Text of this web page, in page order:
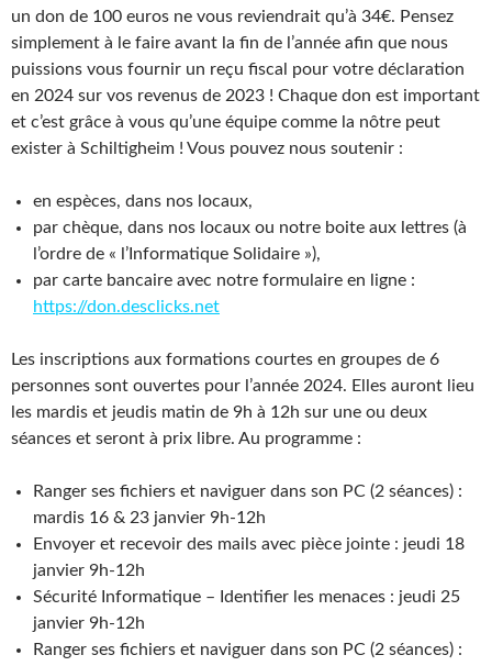
un don de 100 euros ne vous reviendrait qu’à 34€. Pensez
simplement à le faire avant la fin de l’année afin que nous
puissions vous fournir un reçu fiscal pour votre déclaration
en 2024 sur vos revenus de 2023 ! Chaque don est important
et c’est grâce à vous qu’une équipe comme la nôtre peut
exister à Schiltigheim ! Vous pouvez nous soutenir :
en espèces, dans nos locaux,
par chèque, dans nos locaux ou notre boite aux lettres (à
l’ordre de « l’Informatique Solidaire »),
par carte bancaire avec notre formulaire en ligne :
https://don.desclicks.net
Les inscriptions aux formations courtes en groupes de 6
personnes sont ouvertes pour l’année 2024. Elles auront lieu
les mardis et jeudis matin de 9h à 12h sur une ou deux
séances et seront à prix libre. Au programme :
Ranger ses fichiers et naviguer dans son PC (2 séances) :
mardis 16 & 23 janvier 9h-12h
Envoyer et recevoir des mails avec pièce jointe : jeudi 18
janvier 9h-12h
Sécurité Informatique – Identifier les menaces : jeudi 25
janvier 9h-12h
Ranger ses fichiers et naviguer dans son PC (2 séances) :